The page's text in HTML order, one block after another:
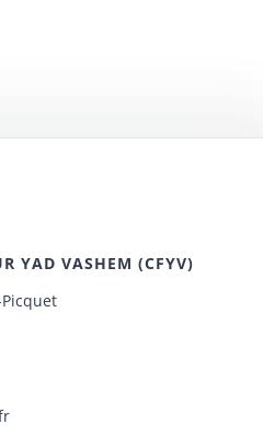
YAD VASHEM (CFYV)